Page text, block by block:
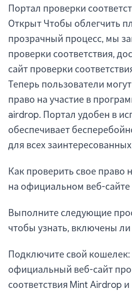
Портал проверки
Открыт Чтобы облегчить
прозрачный процесс, мы
проверки соответствия,
сайт проверки
Теперь пользователи
право на участие в
airdrop. Портал удобен в
обеспечивает
для всех
Как проверить свое право
на официальном веб-сайте
Выполните следующие
чтобы узнать, включены
Подключите свой кошелек:
официальный веб-сайт
соответствия Mint Airdrop